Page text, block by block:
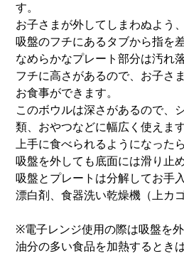
す。
お子さまが外してしまわぬよう
吸盤のフチにあるタブから指を
なめらかなプレート部分は汚れ
フチに高さがあるので、お子さ
お食事ができます。
このボウルは深さがあるので、
類、おやつなどに幅広く使えます
上手に食べられるようになった
吸盤を外しても底面には滑り止
吸盤とプレートは分解してお手
漂白剤、食器洗い乾燥機（上カ
※電子レンジ使用の際は吸盤を外
油分の多い食品を加熱するとき